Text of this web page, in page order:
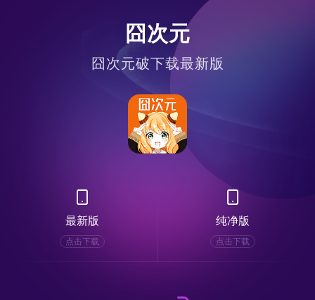
囧次元
囧次元破下载最新版
最新版
点击下载
纯净版
点击下载